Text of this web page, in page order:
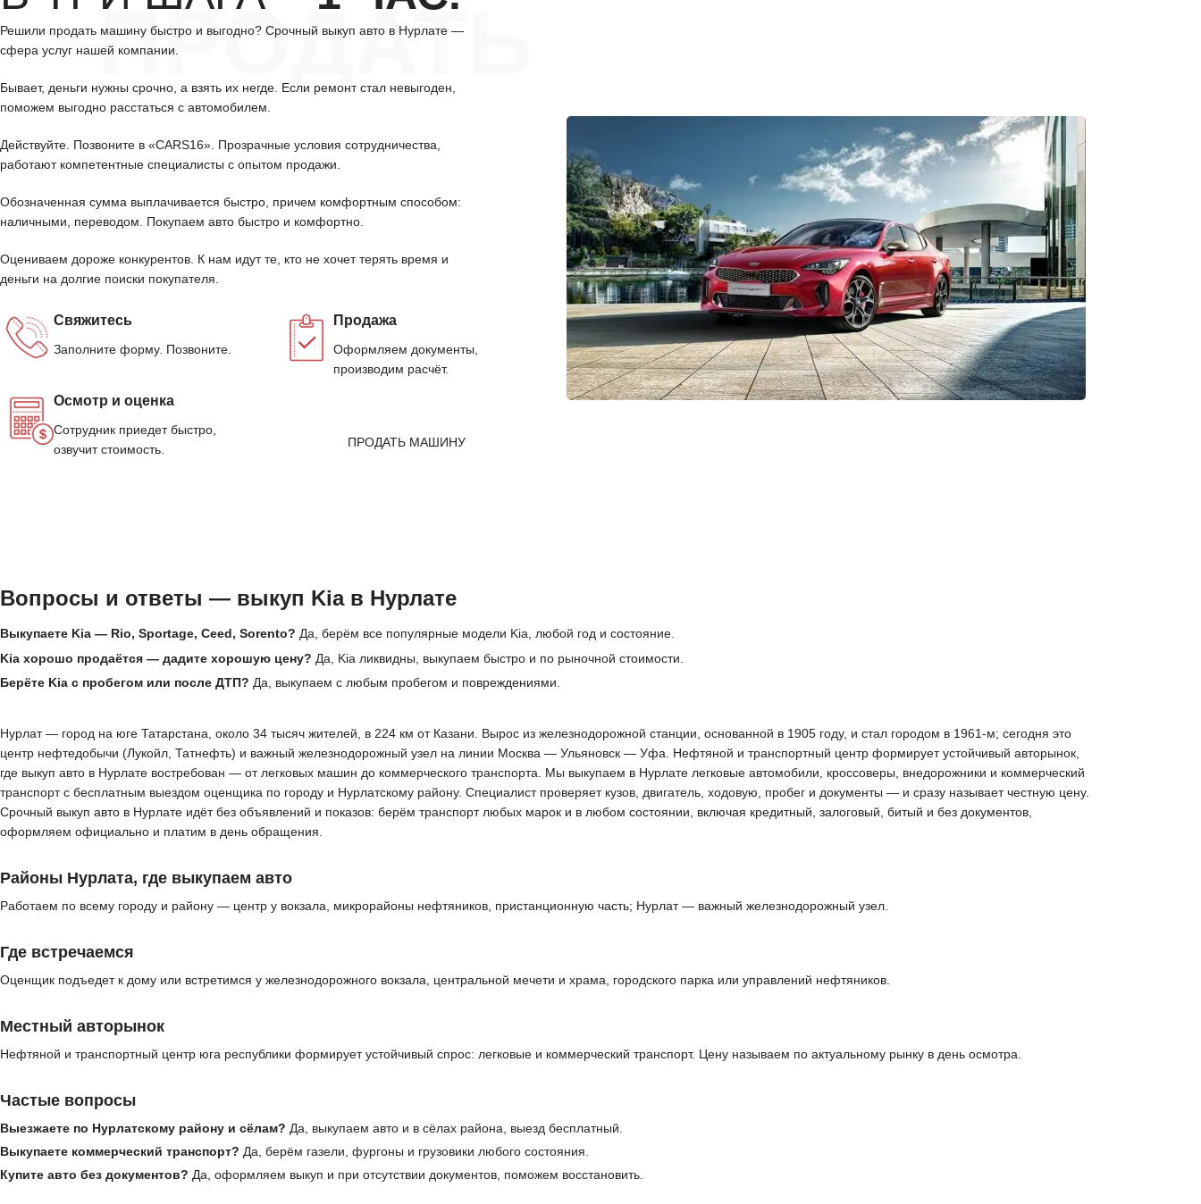
ПРОДАТЬ
Решили продать машину быстро и выгодно? Срочный выкуп авто в Нурлате —
сфера услуг нашей компании.
Бывает, деньги нужны срочно, а взять их негде. Если ремонт стал невыгоден,
поможем выгодно расстаться с автомобилем.
Действуйте. Позвоните в «CARS16». Прозрачные условия сотрудничества,
работают компетентные специалисты с опытом продажи.
Обозначенная сумма выплачивается быстро, причем комфортным способом:
наличными, переводом. Покупаем авто быстро и комфортно.
Оцениваем дороже конкурентов. К нам идут те, кто не хочет терять время и
деньги на долгие поиски покупателя.
Свяжитесь
Заполните форму. Позвоните.
Осмотр и оценка
Сотрудник приедет быстро,
озвучит стоимость.
Продажа
Оформляем документы,
производим расчёт.
ПРОДАТЬ МАШИНУ
Вопросы и ответы — выкуп Kia в Нурлате
Выкупаете Kia — Rio, Sportage, Ceed, Sorento? Да, берём все популярные модели Kia, любой год и состояние.
Kia хорошо продаётся — дадите хорошую цену? Да, Kia ликвидны, выкупаем быстро и по рыночной стоимости.
Берёте Kia с пробегом или после ДТП? Да, выкупаем с любым пробегом и повреждениями.
Нурлат — город на юге Татарстана, около 34 тысяч жителей, в 224 км от Казани. Вырос из железнодорожной станции, основанной в 1905 году, и стал городом в 1961-м; сегодня это
центр нефтедобычи (Лукойл, Татнефть) и важный железнодорожный узел на линии Москва — Ульяновск — Уфа. Нефтяной и транспортный центр формирует устойчивый авторынок,
где выкуп авто в Нурлате востребован — от легковых машин до коммерческого транспорта. Мы выкупаем в Нурлате легковые автомобили, кроссоверы, внедорожники и коммерческий
транспорт с бесплатным выездом оценщика по городу и Нурлатскому району. Специалист проверяет кузов, двигатель, ходовую, пробег и документы — и сразу называет честную цену.
Срочный выкуп авто в Нурлате идёт без объявлений и показов: берём транспорт любых марок и в любом состоянии, включая кредитный, залоговый, битый и без документов,
оформляем официально и платим в день обращения.
Районы Нурлата, где выкупаем авто
Работаем по всему городу и району — центр у вокзала, микрорайоны нефтяников, пристанционную часть; Нурлат — важный железнодорожный узел.
Где встречаемся
Оценщик подъедет к дому или встретимся у железнодорожного вокзала, центральной мечети и храма, городского парка или управлений нефтяников.
Местный авторынок
Нефтяной и транспортный центр юга республики формирует устойчивый спрос: легковые и коммерческий транспорт. Цену называем по актуальному рынку в день осмотра.
Частые вопросы
Выезжаете по Нурлатскому району и сёлам? Да, выкупаем авто и в сёлах района, выезд бесплатный.
Выкупаете коммерческий транспорт? Да, берём газели, фургоны и грузовики любого состояния.
Купите авто без документов? Да, оформляем выкуп и при отсутствии документов, поможем восстановить.